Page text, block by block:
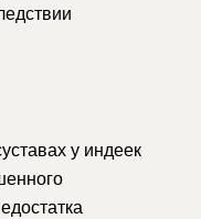
у индеек